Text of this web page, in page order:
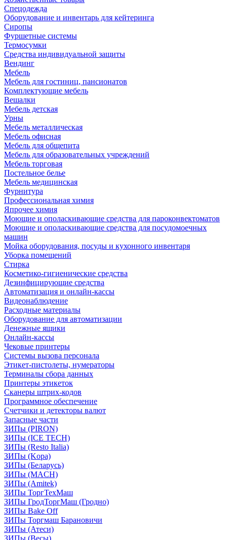
Спецодежда
Оборудование и инвентарь для кейтеринга
Сиропы
Фуршетные системы
Термосумки
Средства индивидуальной защиты
Вендинг
Мебель
Мебель для гостиниц, пансионатов
Комплектующие мебель
Вешалки
Мебель детская
Урны
Мебель металлическая
Мебель офисная
Мебель для общепита
Мебель для образовательных учреждений
Мебель торговая
Постельное белье
Мебель медицинская
Фурнитура
Профессиональная химия
Япрочее химия
Моющие и ополаскивающие средства для пароконвектоматов
Моющие и ополаскивающие средства для посудомоечных
машин
Мойка оборудования, посуды и кухонного инвентаря
Уборка помещений
Стирка
Косметико-гигиенические средства
Дезинфицирующие средства
Автоматизация и онлайн-кассы
Видеонаблюдение
Расходные материалы
Оборудование для автоматизации
Денежные ящики
Онлайн-кассы
Чековые принтеры
Системы вызова персонала
Этикет-пистолеты, нумераторы
Терминалы сбора данных
Принтеры этикеток
Сканеры штрих-кодов
Программное обеспечение
Счетчики и детекторы валют
Запасные части
ЗИПы (PIRON)
ЗИПы (ICE TECH)
ЗИПы (Resto Italia)
ЗИПы (Kopa)
ЗИПы (Беларусь)
ЗИПы (MACH)
ЗИПы (Amitek)
ЗИПы ТоргТехМаш
ЗИПы ГродТоргМаш (Гродно)
ЗИПы Bake Off
ЗИПы Торгмаш Барановичи
ЗИПы (Атеси)
ЗИПы (Весы)